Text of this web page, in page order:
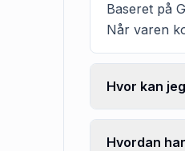
Baseret på
Når varen
Hvor kan
Hvordan